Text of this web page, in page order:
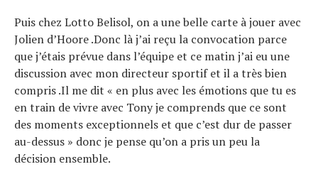
Puis chez Lotto Belisol, on a une belle carte à jouer avec
Jolien d’Hoore .Donc là j’ai reçu la convocation parce
que j’étais prévue dans l’équipe et ce matin j’ai eu une
discussion avec mon directeur sportif et il a très bien
compris .Il me dit « en plus avec les émotions que tu es
en train de vivre avec Tony je comprends que ce sont
des moments exceptionnels et que c’est dur de passer
au-dessus » donc je pense qu’on a pris un peu la
décision ensemble.